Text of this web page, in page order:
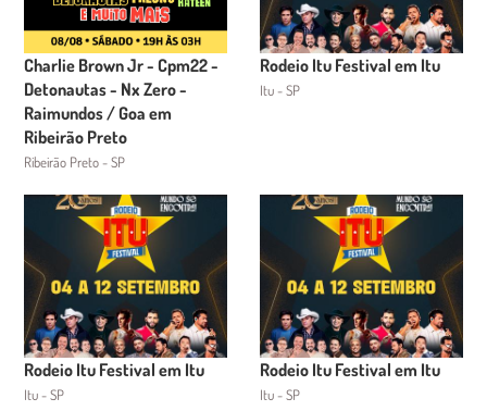
Charlie Brown Jr - Cpm22 -
Detonautas - Nx Zero -
Raimundos / Goa em
Ribeirão Preto
Ribeirão Preto - SP
Rodeio Itu Festival em Itu
Itu - SP
Rodeio Itu Festival em Itu
Itu - SP
Rodeio Itu Festival em Itu
Itu - SP